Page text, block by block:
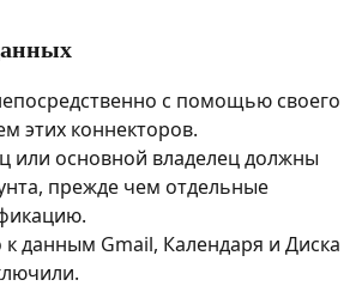
с помощью своего
этих коннекторов.
или основной владелец должны
прежде чем отдельные
данным Gmail, Календаря и Диска